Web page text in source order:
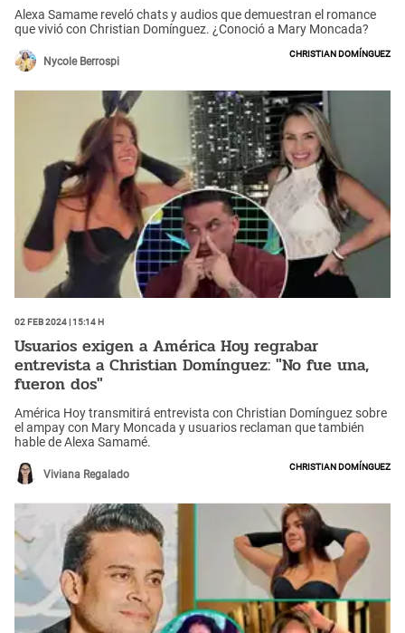
Alexa Samame reveló chats y audios que demuestran el romance
que vivió con Christian Domínguez. ¿Conoció a Mary Moncada?
Nycole Berrospi
Christian Domínguez
02 Feb 2024 | 15:14 h
Usuarios exigen a América Hoy regrabar
entrevista a Christian Domínguez: "No fue una,
fueron dos"
América Hoy transmitirá entrevista con Christian Domínguez sobre
el ampay con Mary Moncada y usuarios reclaman que también
hable de Alexa Samamé.
Viviana Regalado
Christian Domínguez